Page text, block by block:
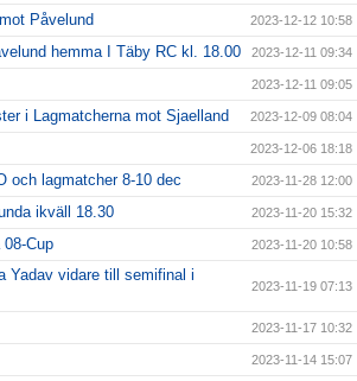
Påvelund 2023-12-12 10:58
hemma I Täby RC kl. 18.00 2023-12-11 09:34
2023-12-11 09:05
i Lagmatcherna mot Sjaelland 2023-12-09 08:04
2023-12-06 18:18
och lagmatcher 8-10 dec 2023-11-28 12:00
ikväll 18.30 2023-11-20 15:32
Cup 2023-11-20 10:58
Yadav vidare till semifinal i
2023-11-19 07:13
2023-11-17 10:32
2023-11-14 15:07